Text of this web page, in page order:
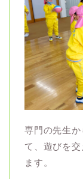
専門の先生
て、遊びを
ます。